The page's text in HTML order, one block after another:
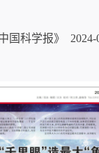
国科学报》